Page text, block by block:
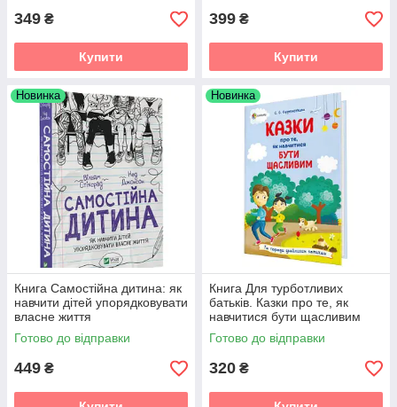
349 ₴
Купити
399 ₴
Купити
Новинка
Книга Самостійна дитина: як
навчити дітей упорядковувати
власне життя
Готово до відправки
449 ₴
Новинка
Книга Для турботливих
батьків. Казки про те, як
навчитися бути щасливим
Готово до відправки
320 ₴